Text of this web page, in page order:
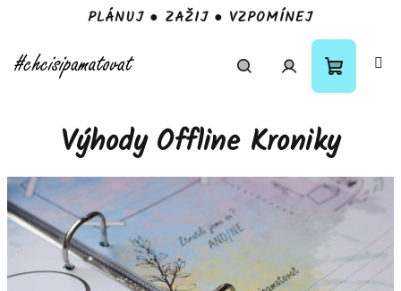
PLÁNUJ ● ZAŽIJ ● VZPOMÍNEJ
PřihlášeníNákupní
košík
Výhody Offline Kroniky